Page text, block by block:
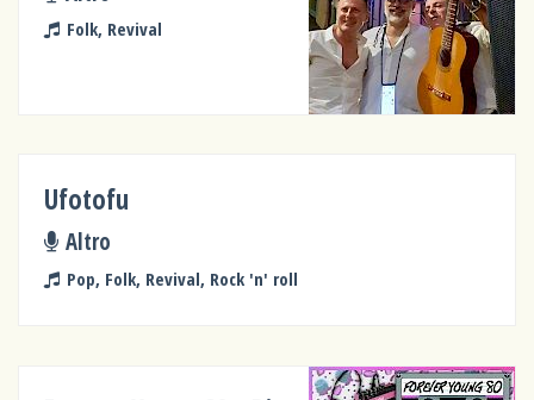
Folk, Revival
Ufotofu
Altro
Pop, Folk, Revival, Rock 'n' roll